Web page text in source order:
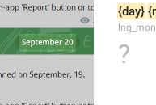
{day}
?